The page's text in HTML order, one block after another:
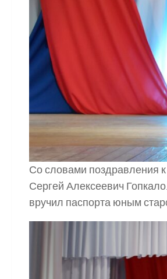
Со словами поздравления
Сергей Алексеевич
вручил паспорта юным